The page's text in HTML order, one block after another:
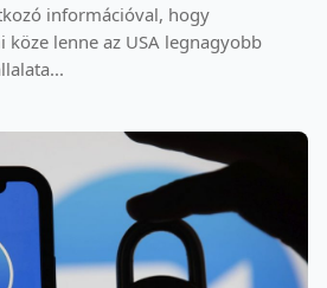
információval, hogy
köze lenne az USA legnagyobb